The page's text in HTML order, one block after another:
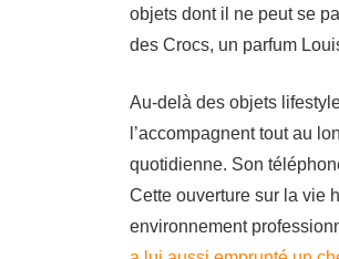
objets dont il ne peut se
des Crocs, un parfum
Au-delà des objets
l’accompagnent tout au
quotidienne. Son
Cette ouverture sur la vie
environnement